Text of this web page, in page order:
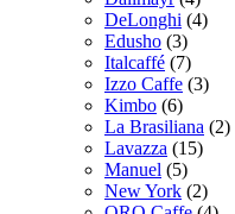
DeLonghi (4)
Edusho (3)
Italcaffé (7)
Izzo Caffe (3)
Kimbo (6)
La Brasiliana (2)
Lavazza (15)
Manuel (5)
New York (2)